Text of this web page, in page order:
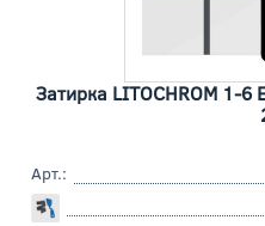
Затирка LITOCHROM 1-
Арт.: